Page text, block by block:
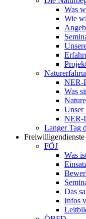
Was
Wie
NER-
Was
Unser
NER-
Langer Tag
Freiwilligendienste
FÖJ
Was
Das
Infos